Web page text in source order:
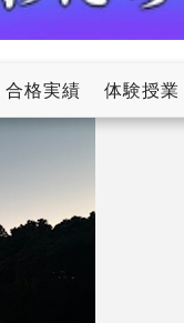
合格実績 体験授業